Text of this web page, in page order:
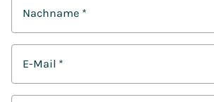
Nachname *
E-Mail *